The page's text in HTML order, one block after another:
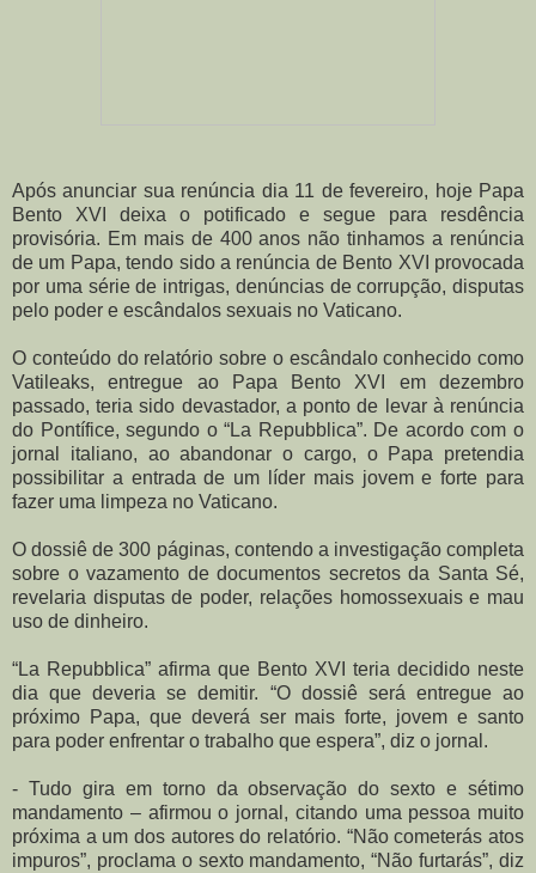
Após anunciar sua renúncia dia 11 de fevereiro, hoje Papa
Bento XVI deixa o potificado e segue para resdência
provisória. Em mais de 400 anos não tinhamos a renúncia
de um Papa, tendo sido a renúncia de Bento XVI provocada
por uma série de intrigas, denúncias de corrupção, disputas
pelo poder e escândalos sexuais no Vaticano.
O conteúdo do relatório sobre o escândalo conhecido como
Vatileaks, entregue ao Papa Bento XVI em dezembro
passado, teria sido devastador, a ponto de levar à renúncia
do Pontífice, segundo o “La Repubblica”. De acordo com o
jornal italiano, ao abandonar o cargo, o Papa pretendia
possibilitar a entrada de um líder mais jovem e forte para
fazer uma limpeza no Vaticano.
O dossiê de 300 páginas, contendo a investigação completa
sobre o vazamento de documentos secretos da Santa Sé,
revelaria disputas de poder, relações homossexuais e mau
uso de dinheiro.
“La Repubblica” afirma que Bento XVI teria decidido neste
dia que deveria se demitir. “O dossiê será entregue ao
próximo Papa, que deverá ser mais forte, jovem e santo
para poder enfrentar o trabalho que espera”, diz o jornal.
- Tudo gira em torno da observação do sexto e sétimo
mandamento – afirmou o jornal, citando uma pessoa muito
próxima a um dos autores do relatório. “Não cometerás atos
impuros”, proclama o sexto mandamento, “Não furtarás”, diz